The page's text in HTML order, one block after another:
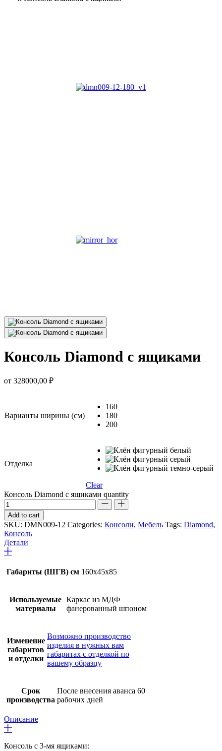
Консоль Diamond с ящиками
от 328000,00 ₽
Варианты ширины (см)
160
180
200
Отделка
Clear
Консоль Diamond с ящиками quantity
Add to cart
SKU: DMN009-12 Categories: Консоли, Мебель Tags: Diamond,
Консоль
Детали
Габариты (ШГВ) см 160х45х85
Используемые
материалы
Каркас из МДФ
фанерованный шпоном
Изменение
габаритов
и отделки
Возможно производство
изделия в нужных вам
габаритах с отделкой по
вашему образцу
Срок
производства
После внесения аванса 60
рабочих дней
Описание
Консоль с 3-мя ящиками: